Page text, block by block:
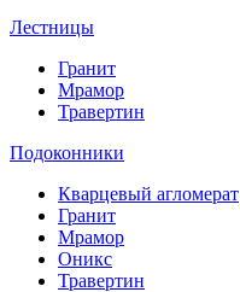
Лестницы
Гранит
Мрамор
Травертин
Подоконники
Кварцевый агломерат
Гранит
Мрамор
Оникс
Травертин